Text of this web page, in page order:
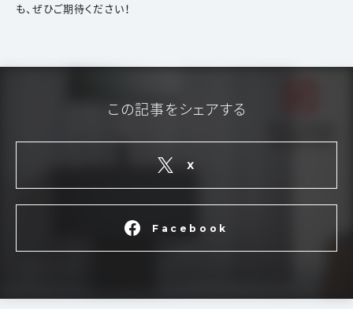
も、ぜひご期待ください！
この記事をシェアする
X
Facebook